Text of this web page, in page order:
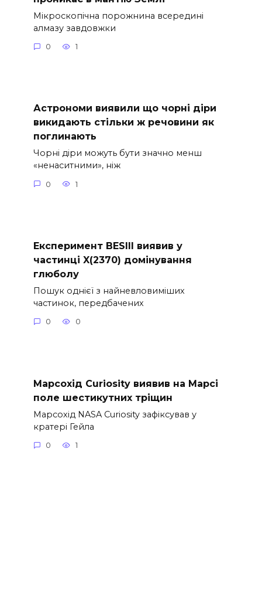
Мікроскопічна порожнина всередині
алмазу завдовжки
0 1
Астрономи виявили що чорні діри
викидають стільки ж речовини як
поглинають
Чорні діри можуть бути значно менш
«ненаситними», ніж
0 1
Експеримент BESIII виявив у
частинці X(2370) домінування
глюболу
Пошук однієї з найневловиміших
частинок, передбачених
0 0
Марсохід Curiosity виявив на Марсі
поле шестикутних тріщин
Марсохід NASA Curiosity зафіксував у
кратері Гейла
0 1